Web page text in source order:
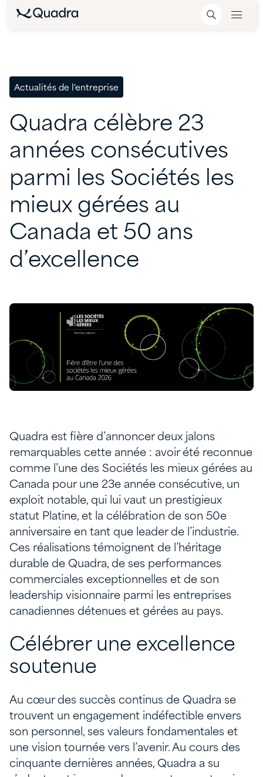
Actualités de l'entreprise
Quadra célèbre 23
années consécutives
parmi les Sociétés les
mieux gérées au
Canada et 50 ans
d’excellence
Quadra est fière d’annoncer deux jalons
remarquables cette année : avoir été reconnue
comme l’une des Sociétés les mieux gérées au
Canada pour une 23e année consécutive, un
exploit notable, qui lui vaut un prestigieux
statut Platine, et la célébration de son 50e
anniversaire en tant que leader de l’industrie.
Ces réalisations témoignent de l’héritage
durable de Quadra, de ses performances
commerciales exceptionnelles et de son
leadership visionnaire parmi les entreprises
canadiennes détenues et gérées au pays.
Célébrer une excellence
soutenue
Au cœur des succès continus de Quadra se
trouvent un engagement indéfectible envers
son personnel, ses valeurs fondamentales et
une vision tournée vers l’avenir. Au cours des
cinquante dernières années, Quadra a su